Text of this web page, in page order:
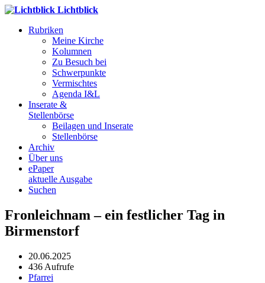
Lichtblick
Rubriken
Meine Kirche
Kolumnen
Zu Besuch bei
Schwerpunkte
Vermischtes
Agenda I&L
Inserate &
Stellenbörse
Beilagen und Inserate
Stellenbörse
Archiv
Über uns
ePaper
aktuelle Ausgabe
Suchen
Fronleichnam – ein festlicher Tag in
Birmenstorf
20.06.2025
436 Aufrufe
Pfarrei